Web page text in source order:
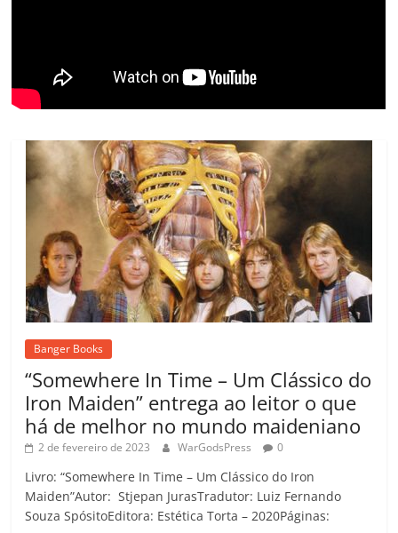
m
Banger Books
“Somewhere In Time – Um Clássico do
Iron Maiden” entrega ao leitor o que
há de melhor no mundo maideniano
2 de fevereiro de 2023 WarGodsPress 0
Livro: “Somewhere In Time – Um Clássico do Iron
Maiden”Autor: Stjepan JurasTradutor: Luiz Fernando
Souza SpósitoEditora: Estética Torta – 2020Páginas: